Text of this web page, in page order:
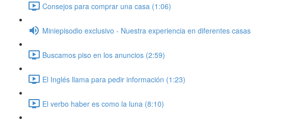
Consejos para comprar una casa (1:06)
Miniepisodio exclusivo - Nuestra experiencia en diferentes casas
Buscamos piso en los anuncios (2:59)
El Inglés llama para pedir información (1:23)
El verbo haber es como la luna (8:10)